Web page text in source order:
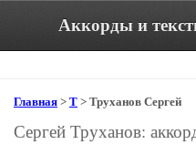
Главная > Т > Труханов Сергей
Сергей Труханов: